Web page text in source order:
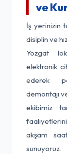
ve
İş yerinizin
disiplin ve
Yozgat
elektronik
ederek
demontajı
ekibimiz
akşam